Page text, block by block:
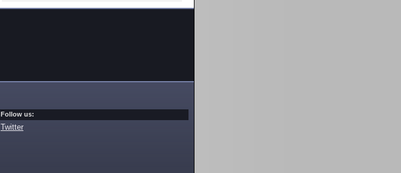
Follow us:
Twitter